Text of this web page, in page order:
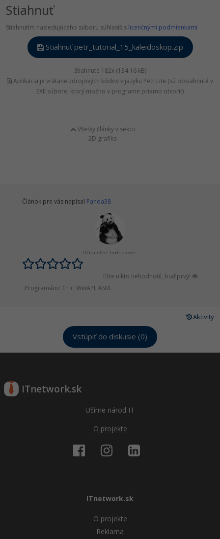
Stiahnuť
Stiahnutím nasledujúceho súboru súhlasíš s licenčnými podmienkami
Stiahnuť petr_tutorial_15_kaleidoskop.zip
Stiahnuté 182x (134.16 kB)
Aplikácia je vrátane zdrojových kódov v jazyku Petr Lite (sú obsiahnuté v
EXE súbore, ktorý možno v programe priamo otvoriť)
Všetky články v sekcii
2D grafika
Článok pre vás napísal Panda38
Užívateľské hodnotenie:
Ešte nikto nehodnotil, buď prvý!
Programátor C++, WinAPI, ASM.
Aktivity
Vstúpiť do diskusie (0)
ITnetwork.sk
Učíme národ IT
O projekte
ITnetwork.sk
O projekte
Reklama